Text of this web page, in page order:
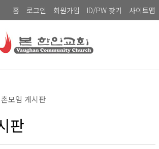
홈 로그인 회원가입 ID/PW 찾기 사이트맵
모임 게시판
판